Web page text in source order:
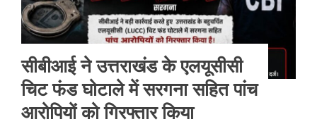
सीबीआई ने उत्तराखंड के एलयूसीसी
चिट फंड घोटाले में सरगना सहित पांच
आरोपियों को गिरफ्तार किया